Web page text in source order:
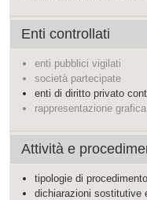
Enti controllati
enti pubblici vigilati
società partecipate
enti di diritto privato
rappresentazione grafica
Attività e
tipologie di procedimento
dichiarazioni sostitutive